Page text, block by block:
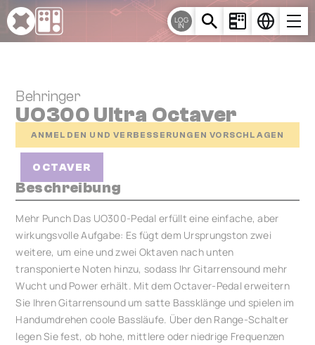
Cookie-Einstellungen
LOG
IN
Behringer
UO300 Ultra Octaver
ANMELDEN UND VERBESSERUNGEN VORSCHLAGEN
OCTAVER
Beschreibung
Mehr Punch Das UO300-Pedal erfüllt eine einfache, aber
wirkungsvolle Aufgabe: Es fügt dem Ursprungston zwei
weitere, um eine und zwei Oktaven nach unten
transponierte Noten hinzu, sodass Ihr Gitarrensound mehr
Wucht und Power erhält. Mit dem Octaver-Pedal erweitern
Sie Ihren Gitarrensound um satte Bassklänge und spielen im
Handumdrehen coole Bassläufe. Über den Range-Schalter
legen Sie fest, ob hohe, mittlere oder niedrige Frequenzen